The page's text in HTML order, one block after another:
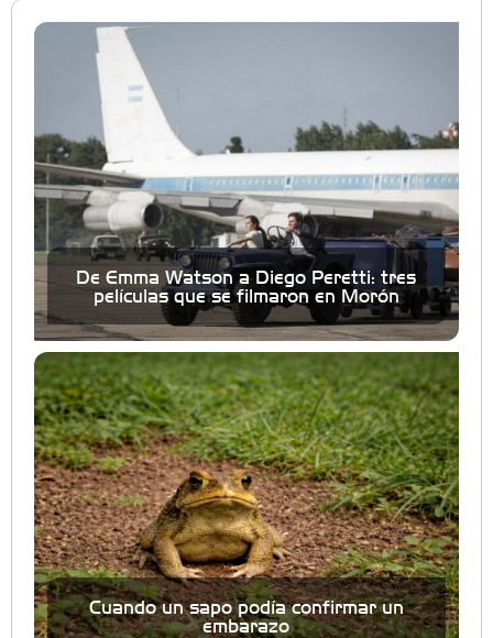
De Emma Watson a Diego Peretti: tres
películas que se filmaron en Morón
Cuando un sapo podía confirmar un
embarazo